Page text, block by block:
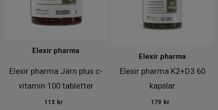
Elexir pharma Järn plus c-
vitamin 100 tabletter
Elexir pharma
113 kr
Elexir pharma K2+D3 60
kapslar
Elexir pharma
179 kr